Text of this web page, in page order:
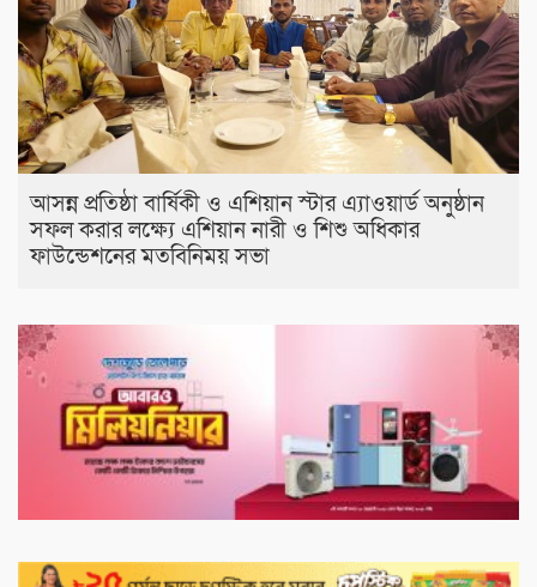
আসন্ন প্রতিষ্ঠা বার্ষিকী ও এশিয়ান স্টার এ‍্যাওয়ার্ড অনুষ্ঠান
সফল করার লক্ষ্যে এশিয়ান নারী ও শিশু অধিকার
ফাউন্ডেশনের মতবিনিময় সভা